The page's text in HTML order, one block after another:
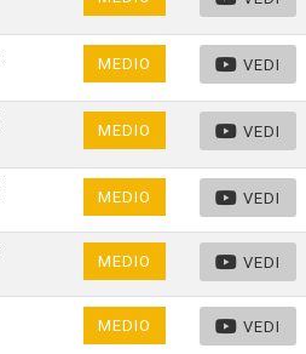
MEDIO VEDI
MEDIO VEDI
MEDIO VEDI
MEDIO VEDI
MEDIO VEDI